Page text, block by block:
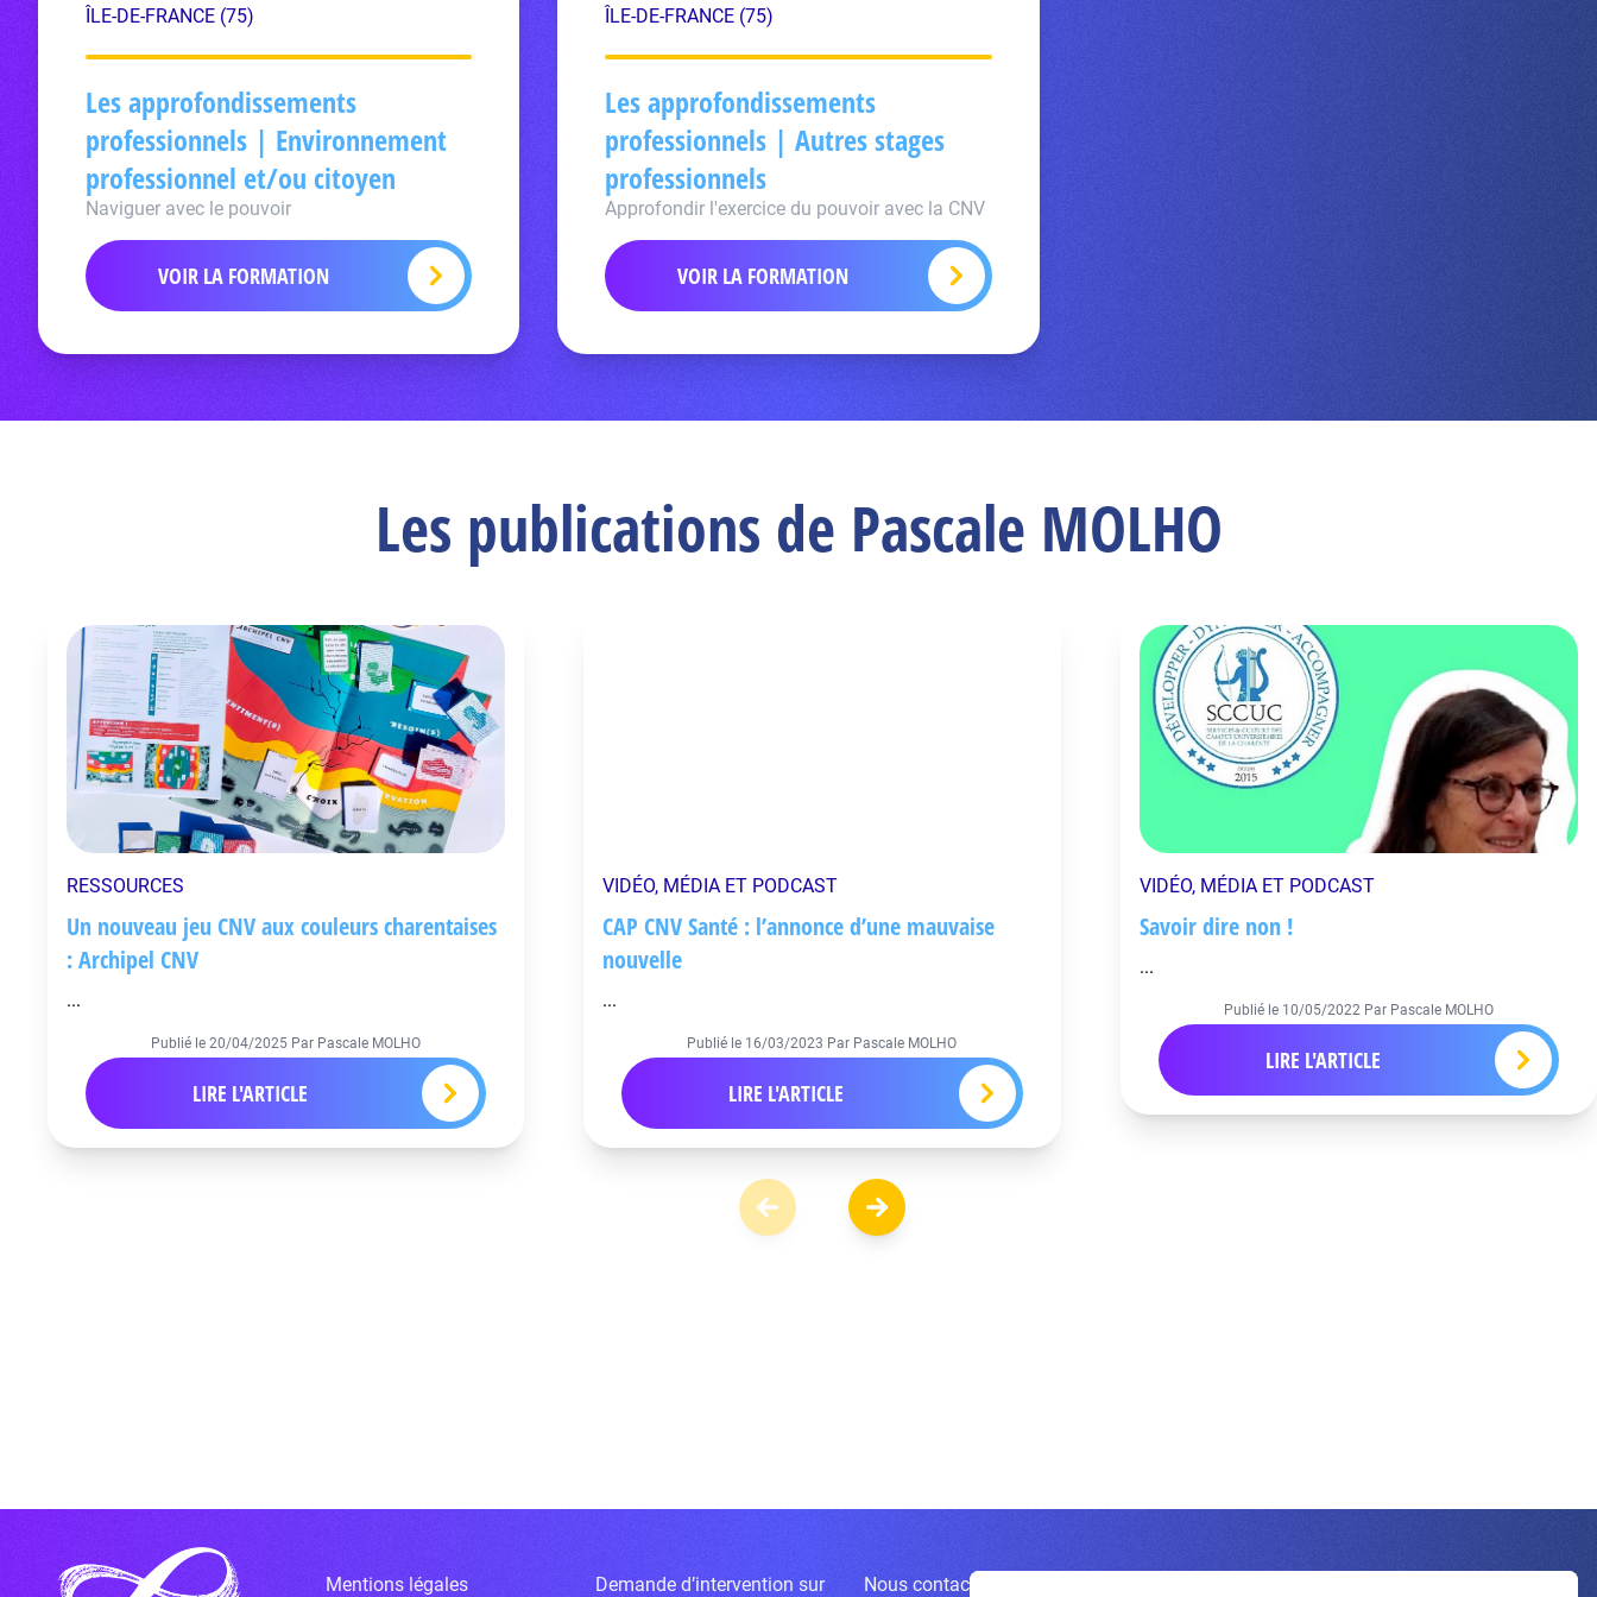
ÎLE-DE-FRANCE (75)
Les approfondissements
professionnels | Environnement
professionnel et/ou citoyen
Naviguer avec le pouvoir
VOIR LA FORMATION
ÎLE-DE-FRANCE (75)
Les approfondissements
professionnels | Autres stages
professionnels
Approfondir l'exercice du pouvoir avec la CNV
VOIR LA FORMATION
Les publications de Pascale MOLHO
RESSOURCES
Un nouveau jeu CNV aux couleurs charentaises
: Archipel CNV
...
Publié le20/04/2025 Par Pascale MOLHO
LIRE L'ARTICLE
VIDÉO, MÉDIA ET PODCAST
CAP CNV Santé : l’annonce d’une mauvaise
nouvelle
...
Publié le 16/03/2023 Par Pascale MOLHO
LIRE L'ARTICLE
VIDÉO, MÉDIA ET PODCAST
Savoir dire non !
...
Publié le 10/05/2022 Par Pascale MOLHO
LIRE L'ARTICLE
Mentions légales Demande d’intervention sur Nous contacter